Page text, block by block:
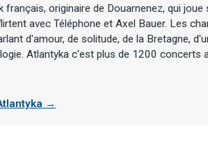
originaire de Douarnenez, qui joue
avec Téléphone et Axel Bauer. Les
d'amour, de solitude, de la Bretagne,
Atlantyka c'est plus de 1200 concerts
→